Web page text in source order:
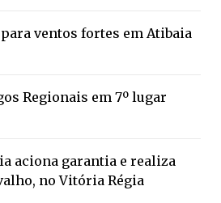
ventos fortes em Atibaia
Regionais em 7º lugar
aciona garantia e realiza
no Vitória Régia